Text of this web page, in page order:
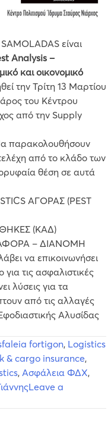
είναι
Analysis –
και οικονομικό
την Τρίτη 13 Μαρτίου
του Κέντρου
από την Supply
παρακολουθήσουν
από το κλάδο των
θέση σε αυτά
ΑΓΟΡΑΣ (PEST
(ΚΑΔ)
– ΔΙΑΝΟΜΗ
να επικοινωνήσει
τις ασφαλιστικές
λύσεις για τα
από τις αλλαγές
Αλυσίδας
fortigon, Logistics
& cargo insurance,
, Ασφάλεια ΦΔΧ,
Leave a